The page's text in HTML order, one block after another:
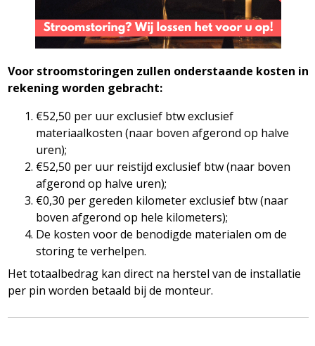
Voor stroomstoringen zullen onderstaande kosten in
rekening worden gebracht:
€52,50 per uur exclusief btw exclusief
materiaalkosten (naar boven afgerond op halve
uren);
€52,50 per uur reistijd exclusief btw (naar boven
afgerond op halve uren);
€0,30 per gereden kilometer exclusief btw (naar
boven afgerond op hele kilometers);
De kosten voor de benodigde materialen om de
storing te verhelpen.
Het totaalbedrag kan direct na herstel van de installatie
per pin worden betaald bij de monteur.